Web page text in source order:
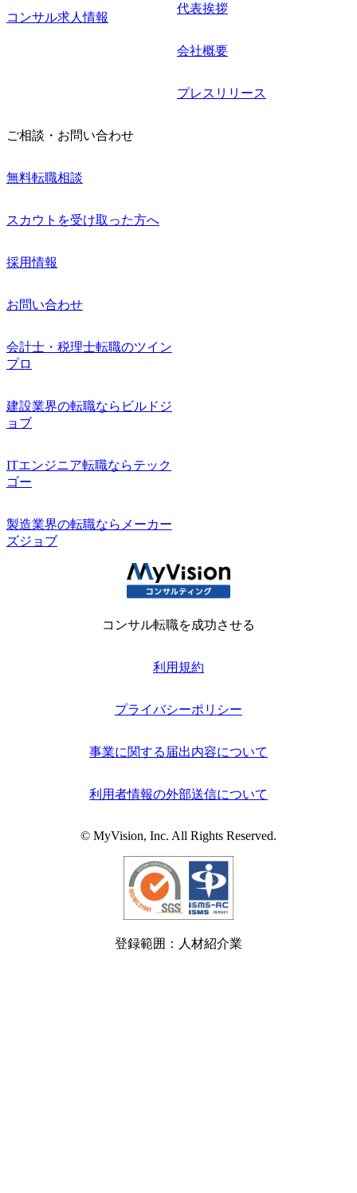
コンサル求人情報
代表挨拶
会社概要
プレスリリース
ご相談・お問い合わせ
無料転職相談
スカウトを受け取った方へ
採用情報
お問い合わせ
会計士・税理士転職のツイン
プロ
建設業界の転職ならビルドジ
ョブ
ITエンジニア転職ならテック
ゴー
製造業界の転職ならメーカー
ズジョブ
コンサル転職を成功させる
利用規約
プライバシーポリシー
事業に関する届出内容について
利用者情報の外部送信について
© MyVision, Inc. All Rights Reserved.
登録範囲：人材紹介業